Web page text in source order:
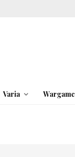
Varia Wargame